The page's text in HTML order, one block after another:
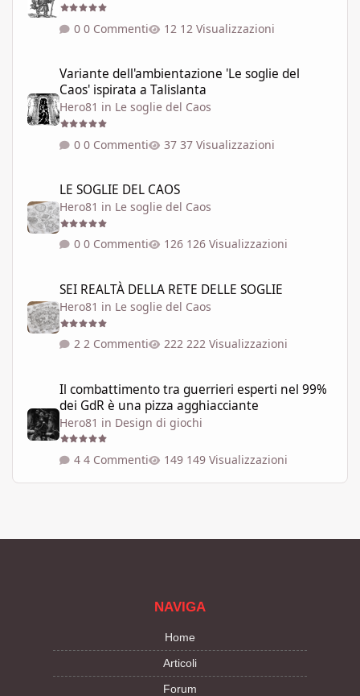
0 Commenti 12 Visualizzazioni
Variante dell'ambientazione 'Le soglie del
Caos' ispirata a Talislanta
Hero81 in Le soglie del Caos
0 Commenti 37 Visualizzazioni
LE SOGLIE DEL CAOS
Hero81 in Le soglie del Caos
0 Commenti 126 Visualizzazioni
SEI REALTÀ DELLA RETE DELLE SOGLIE
Hero81 in Le soglie del Caos
2 Commenti 222 Visualizzazioni
Il combattimento tra guerrieri esperti nel 99%
dei GdR è una pizza agghiacciante
Hero81 in Design di giochi
4 Commenti 149 Visualizzazioni
NAVIGA
Home
Articoli
Forum